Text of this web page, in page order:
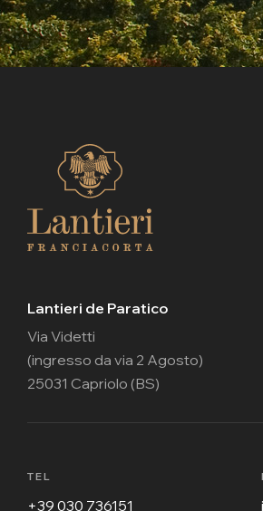
Lantieri de Paratico
Via Videtti
(ingresso da via 2 Agosto)
25031 Capriolo (BS)
TEL
+39 030 736151